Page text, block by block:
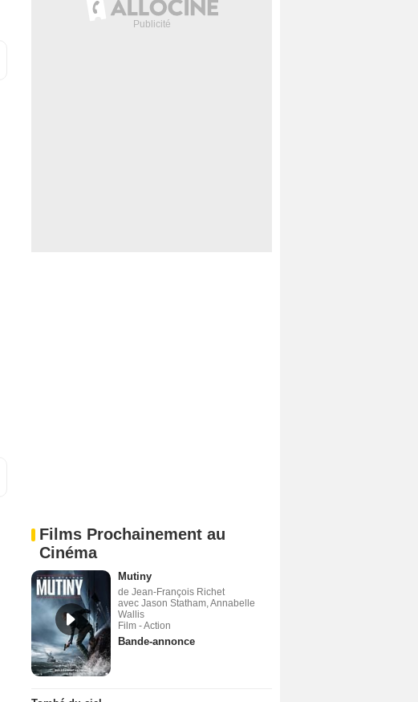
Films Prochainement au
Cinéma
Mutiny
de Jean-François Richet
avec Jason Statham, Annabelle
Wallis
Film - Action
Bande-annonce